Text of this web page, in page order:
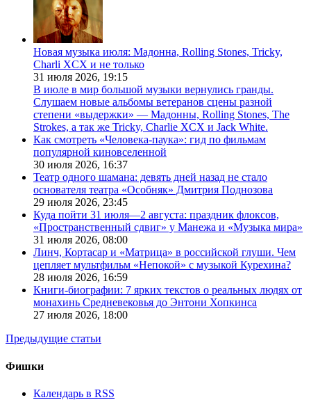
Новая музыка июля: Мадонна, Rolling Stones, Tricky,
Charli XCX и не только
31 июля 2026, 19:15
В июле в мир большой музыки вернулись гранды.
Слушаем новые альбомы ветеранов сцены разной
степени «выдержки» — Мадонны, Rolling Stones, The
Strokes, а так же Tricky, Charlie XCX и Jack White.
Как смотреть «Человека-паука»: гид по фильмам
популярной киновселенной
30 июля 2026, 16:37
Театр одного шамана: девять дней назад не стало
основателя театра «Особняк» Дмитрия Поднозова
29 июля 2026, 23:45
Куда пойти 31 июля—2 августа: праздник флоксов,
«Пространственный сдвиг» у Манежа и «Музыка мира»
31 июля 2026, 08:00
Линч, Кортасар и «Матрица» в российской глуши. Чем
цепляет мультфильм «Непокой» с музыкой Курехина?
28 июля 2026, 16:59
Книги-биографии: 7 ярких текстов о реальных людях от
монахинь Средневековья до Энтони Хопкинса
27 июля 2026, 18:00
Предыдущие статьи
Фишки
Календарь в RSS